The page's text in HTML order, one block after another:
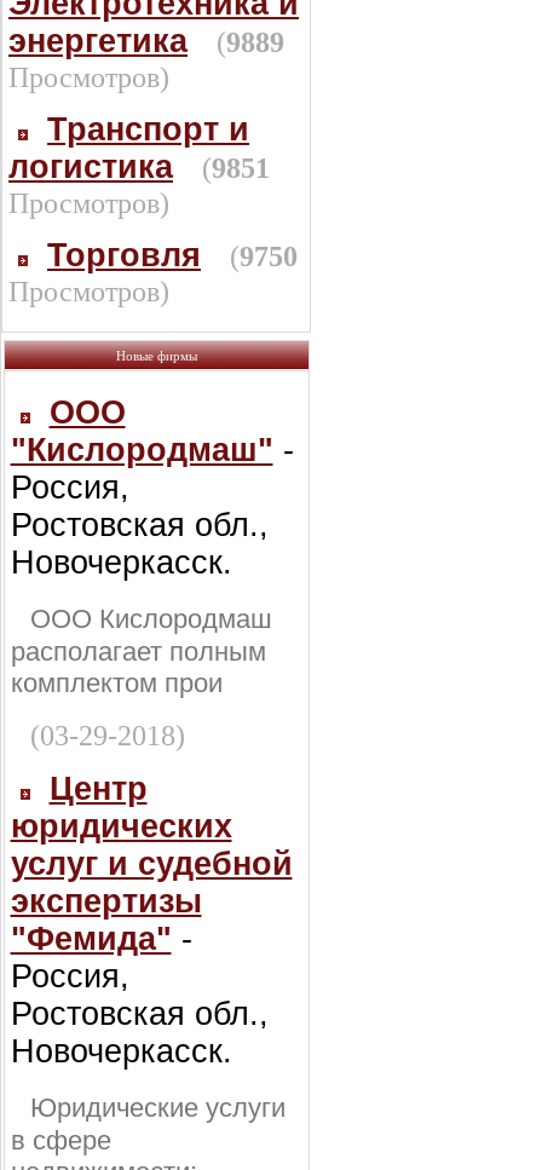
энергетика
(9889
Просмотров)
Транспорт и
логистика
(9851
Просмотров)
Торговля (9750
Просмотров)
Новые фирмы
ООО
"Кислородмаш" -
Россия,
Ростовская обл.,
Новочеркасск.
ООО Кислородмаш
располагает полным
комплектом прои
(03-29-2018)
Центр
юридических
услуг и судебной
экспертизы
"Фемида" -
Россия,
Ростовская обл.,
Новочеркасск.
Юридические услуги
в сфере